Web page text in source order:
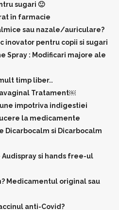
sugari 🙂
în farmacie
sau nazale/auriculare?
inovator pentru copii si sugari
Spray : Modificari majore ale
timp liber..
Tratament￼
impotriva indigestiei
la medicamente
si Dicarbocalm
si hands free-ul
Medicamentul original sau
anti-Covid?